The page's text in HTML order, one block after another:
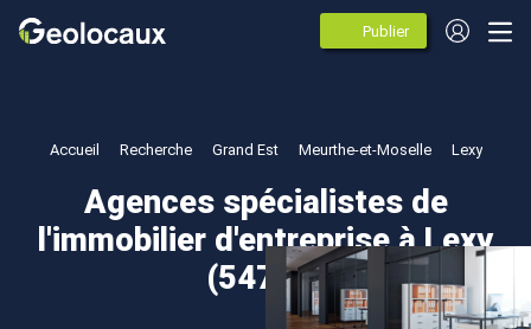
Publier
des
annonces
Grand Est Meurthe-et-Moselle Lexy
Agences spécialistes de
l'immobilier d'entreprise à Lexy
(54720)